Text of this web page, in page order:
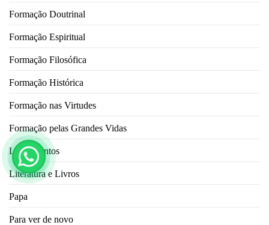
Formação Doutrinal
Formação Espiritual
Formação Filosófica
Formação Histórica
Formação nas Virtudes
Formação pelas Grandes Vidas
Lançamentos
Literatura e Livros
Papa
Para ver de novo